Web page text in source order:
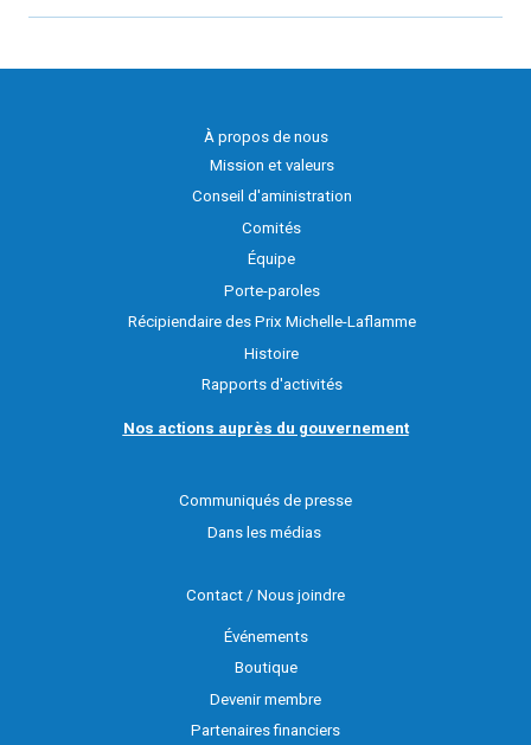
À propos de nous
Mission et valeurs
Conseil d'aministration
Comités
Équipe
Porte-paroles
Récipiendaire des Prix Michelle-Laflamme
Histoire
Rapports d'activités
Nos actions auprès du gouvernement
Communiqués de presse
Dans les médias
Contact / Nous joindre
Événements
Boutique
Devenir membre
Partenaires financiers